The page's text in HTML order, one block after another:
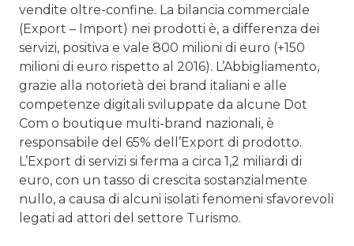
vendite oltre-confine. La bilancia commerciale
(Export – Import) nei prodotti è, a differenza dei
servizi, positiva e vale 800 milioni di euro (+150
milioni di euro rispetto al 2016). L’Abbigliamento,
grazie alla notorietà dei brand italiani e alle
competenze digitali sviluppate da alcune Dot
Com o boutique multi-brand nazionali, è
responsabile del 65% dell’Export di prodotto.
L’Export di servizi si ferma a circa 1,2 miliardi di
euro, con un tasso di crescita sostanzialmente
nullo, a causa di alcuni isolati fenomeni sfavorevoli
legati ad attori del settore Turismo.